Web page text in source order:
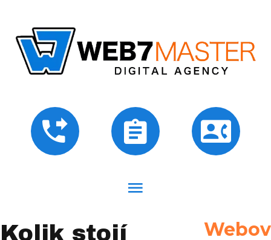
Kolik stojí
Webov